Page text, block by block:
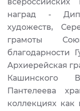
наград -
художеств,
грамоты
благодарности
Архиерейская
Кашинского
Пантелеева
коллекциях